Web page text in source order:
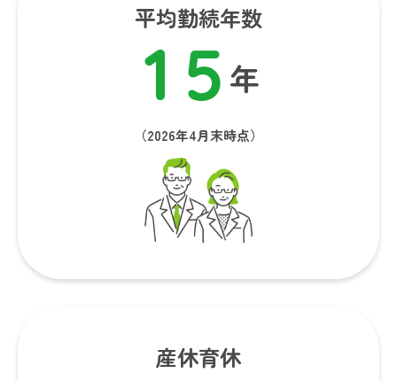
平均勤続年数
1 5年
（2026年4月末時点）
産休育休